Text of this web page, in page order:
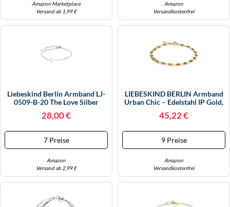
Amazon Marketplace
Versand ab 1,99 €
Amazon
Versandkostenfrei
Liebeskind Berlin Armband LJ-
0509-B-20 The Love Silber
28,00 €
7 Preise
Amazon
Versand ab 2,99 €
LIEBESKIND BERLIN Armband
Urban Chic – Edelstahl IP Gold,
45,22 €
9 Preise
Amazon
Versandkostenfrei